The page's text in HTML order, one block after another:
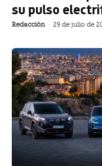
su pulso
Redacción - 29 de julio de